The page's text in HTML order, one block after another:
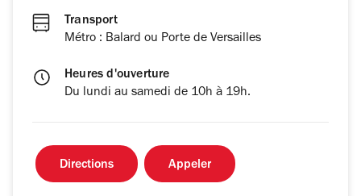
Transport
Métro : Balard ou Porte de Versailles
Heures d'ouverture
Du lundi au samedi de 10h à 19h.
Directions Appeler